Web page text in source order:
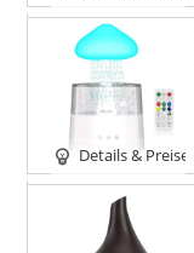
Details & Preise